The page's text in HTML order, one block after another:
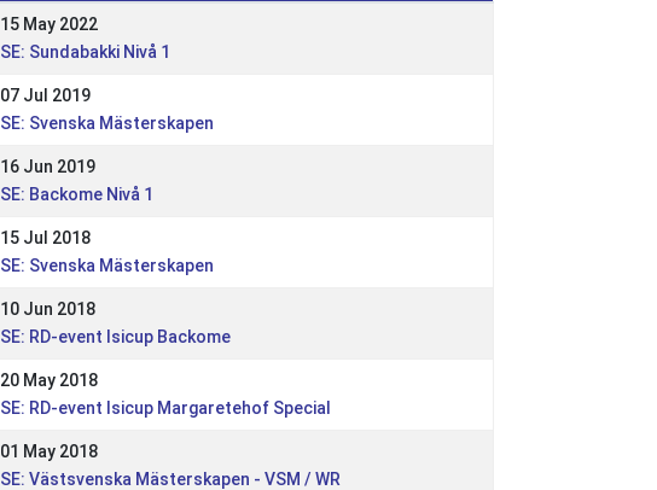
15 May 2022
SE: Sundabakki Nivå 1
07 Jul 2019
SE: Svenska Mästerskapen
16 Jun 2019
SE: Backome Nivå 1
15 Jul 2018
SE: Svenska Mästerskapen
10 Jun 2018
SE: RD-event Isicup Backome
20 May 2018
SE: RD-event Isicup Margaretehof Special
01 May 2018
SE: Västsvenska Mästerskapen - VSM / WR